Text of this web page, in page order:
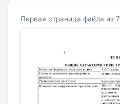
Первая страница файла из 7